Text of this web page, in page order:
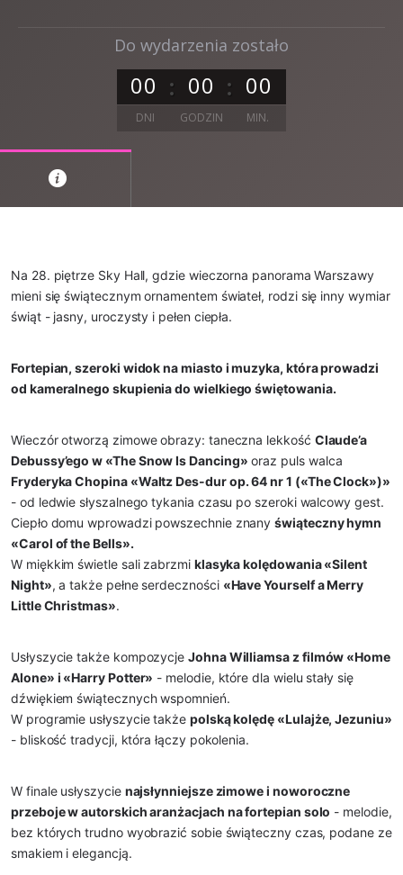
Do wydarzenia zostało
00 00 00
DNI GODZIN MIN.
Na 28. piętrze Sky Hall, gdzie wieczorna panorama Warszawy
mieni się świątecznym ornamentem świateł, rodzi się inny wymiar
świąt - jasny, uroczysty i pełen ciepła.
Fortepian, szeroki widok na miasto i muzyka, która prowadzi
od kameralnego skupienia do wielkiego świętowania.
Wieczór otworzą zimowe obrazy: taneczna lekkość Claude’a
Debussy’ego w «The Snow Is Dancing» oraz puls walca
Fryderyka Chopina «Waltz Des-dur op. 64 nr 1 («The Clock»)»
- od ledwie słyszalnego tykania czasu po szeroki walcowy gest.
Ciepło domu wprowadzi powszechnie znanyświąteczny hymn
«Carol of the Bells».
W miękkim świetle sali zabrzmi klasyka kolędowania «Silent
Night», a także pełne serdeczności «Have Yourself a Merry
Little Christmas».
Usłyszycie także kompozycjeJohna Williamsa z filmów «Home
Alone» i «Harry Potter» - melodie, które dla wielu stały się
dźwiękiem świątecznych wspomnień.
W programie usłyszycie także polską kolędę «Lulajże, Jezuniu»
- bliskość tradycji, która łączy pokolenia.
W finale usłyszycie najsłynniejsze zimowe i noworoczne
przeboje w autorskich aranżacjach na fortepian solo - melodie,
bez których trudno wyobrazić sobie świąteczny czas, podane ze
smakiem i elegancją.